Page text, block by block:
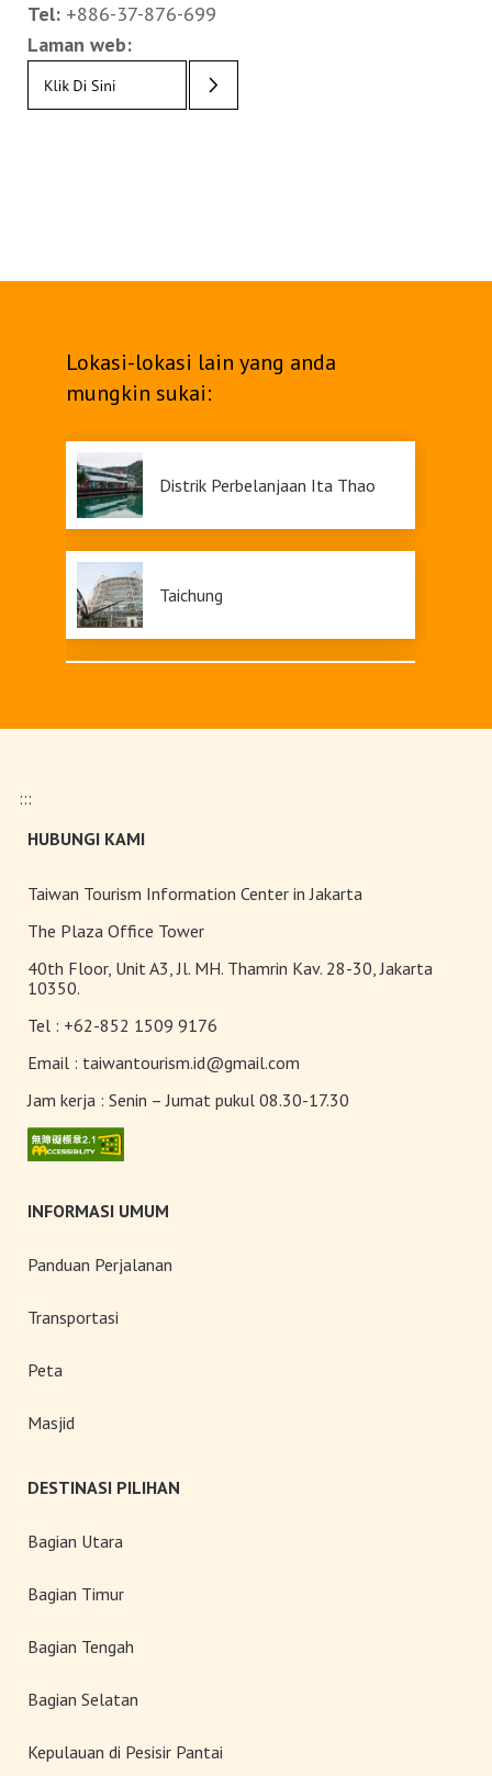
Tel:+886-37-876-699
Laman web:
Lokasi-lokasi lain yang anda
mungkin sukai:
Distrik Perbelanjaan Ita Thao
Taichung
:::
HUBUNGI KAMI
Taiwan Tourism Information Center in Jakarta
The Plaza Office Tower
40th Floor, Unit A3, Jl. MH. Thamrin Kav. 28-30, Jakarta
10350.
Tel : +62-852 1509 9176
Email : taiwantourism.id@gmail.com
Jam kerja : Senin – Jumat pukul 08.30-17.30
INFORMASI UMUM
Panduan Perjalanan
Transportasi
Peta
Masjid
DESTINASI PILIHAN
Bagian Utara
Bagian Timur
Bagian Tengah
Bagian Selatan
Kepulauan di Pesisir Pantai